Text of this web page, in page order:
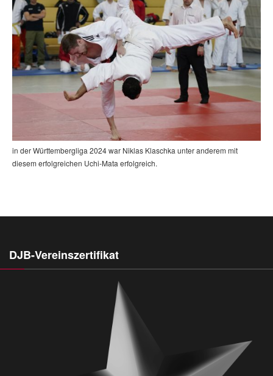
in der Württembergliga 2024 war Niklas Klaschka unter anderem mit
diesem erfolgreichen Uchi-Mata erfolgreich.
DJB-Vereinszertifikat